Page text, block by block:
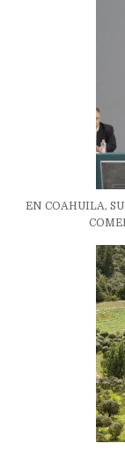
EN COAHUILA,